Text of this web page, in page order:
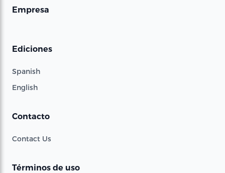
Empresa
Ediciones
Spanish
English
Contacto
Contact Us
Términos de uso